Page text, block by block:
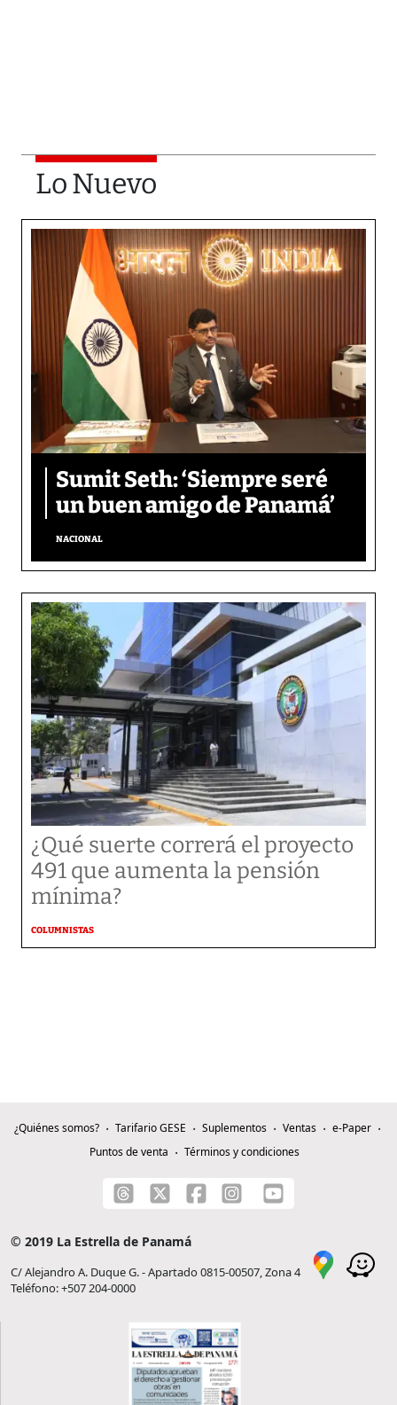
Lo Nuevo
Sumit Seth: ‘Siempre seré
un buen amigo de Panamá’
NACIONAL
¿Qué suerte correrá el proyecto
491 que aumenta la pensión
mínima?
COLUMNISTAS
¿Quiénes somos? Tarifario GESE Suplementos Ventas
e-Paper
Puntos de venta
Términos y condiciones
© 2019 La Estrella de Panamá
C/ Alejandro A. Duque G. - Apartado 0815-00507, Zona 4
Teléfono: +507 204-0000